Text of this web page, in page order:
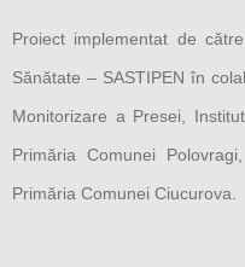
Proiect implementat de
Sănătate – SASTIPEN în
Monitorizare a Presei,
Primăria Comunei
Primăria Comunei Ciucurova.